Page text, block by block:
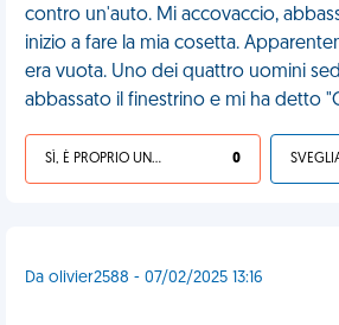
contro un'auto. Mi accovaccio,
inizio a fare la mia cosetta.
era vuota. Uno dei quattro uomini
abbassato il finestrino e mi ha detto
SÌ, È PROPRIO UNA VDM! 0
Da olivier2588 - 07/02/2025 13:16